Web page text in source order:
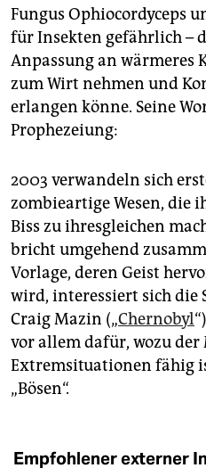
Fungus Ophiocordyceps
für Insekten gefährlich –
Anpassung an wärmeres
zum Wirt nehmen und
erlangen könne. Seine
Prophezeiung:
2003 verwandeln sich
zombieartige Wesen, die
Biss zu ihresgleichen
bricht umgehend
Vorlage, deren Geist
wird, interessiert sich die
Craig Mazin („Chernobyl
vor allem dafür, wozu der
Extremsituationen fähig
„Bösen“.
Empfohlener externer